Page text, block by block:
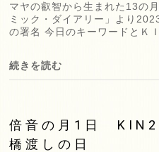
マヤの叡智から生まれた13の
ミック・ダイアリー」より
の署名 今日のキーワードとＫ
続きを読む
倍音の月1日
橋渡しの日